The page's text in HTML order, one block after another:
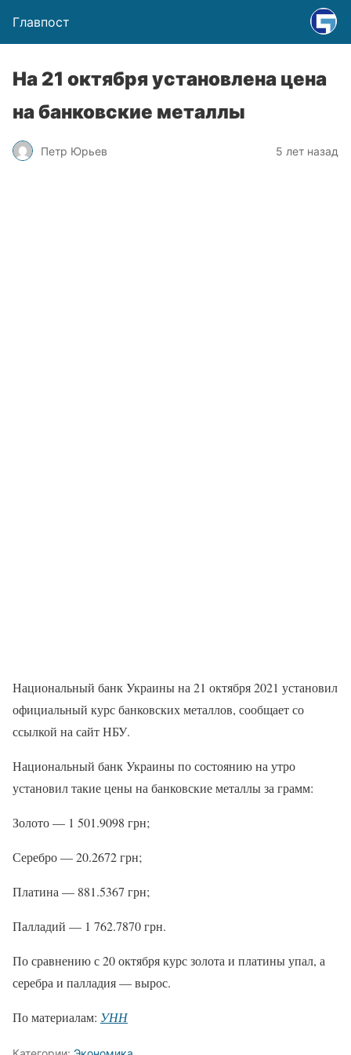
Главпост
На 21 октября установлена цена
на банковские металлы
Петр Юрьев 5 лет назад
Национальный банк Украины на 21 октября 2021 установил
официальный курс банковских металлов, сообщает со
ссылкой на сайт НБУ.
Национальный банк Украины по состоянию на утро
установил такие цены на банковские металлы за грамм:
Золото — 1 501.9098 грн;
Серебро — 20.2672 грн;
Платина — 881.5367 грн;
Палладий — 1 762.7870 грн.
По сравнению с 20 октября курс золота и платины упал, а
серебра и палладия — вырос.
По материалам: УНН